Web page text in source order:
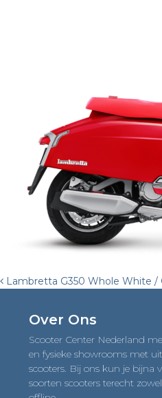
Post
navigation
Lambretta G350 Whole White /
Over Ons
Scooter Center Nederland
en fysieke showrooms met
scooters. Bij ons kun je bijna
soorten scooters terecht